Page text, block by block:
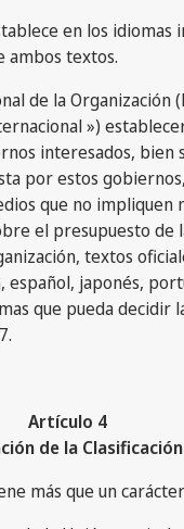
en los idiomas
ambos textos.
de la Organización
»)
interesados, bien
por estos
que no impliquen
el presupuesto de
textos
español, japonés,
que pueda decidir
Artículo 4
de la Clasificación
más que un